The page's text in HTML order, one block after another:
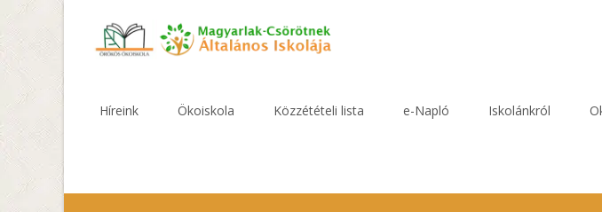
Híreink Ökoiskola Közzétételi lista e-Napló Iskolánkról